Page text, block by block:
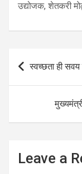
उद्योजक, शेतकरी
Post
navigation
स्वच्छता ही सवय
Leave a